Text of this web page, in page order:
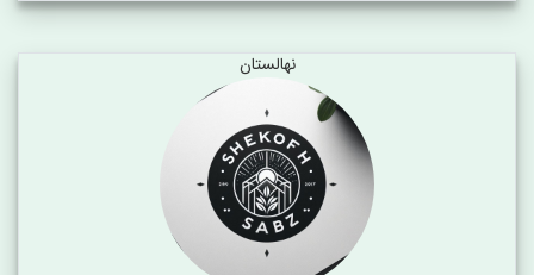
نهالستان